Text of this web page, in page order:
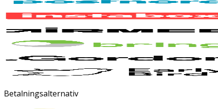
Betalningsalternativ